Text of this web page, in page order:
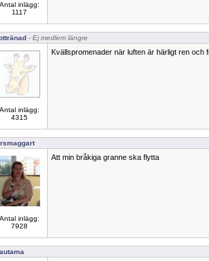
Antal inlägg:
1117
- Ej medlem längre
Antal inlägg:
4315
Kvällspromenader när luften är härligt ren och
Antal inlägg:
7928
Att min bråkiga granne ska flytta